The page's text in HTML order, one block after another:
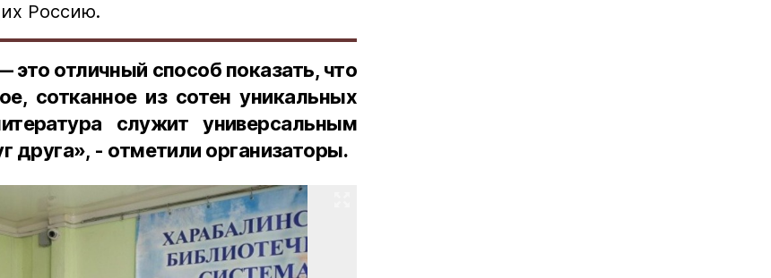
Россию.
отличный способ показать, что
сотканное из сотен уникальных
служит универсальным
друга», - отметили организаторы.